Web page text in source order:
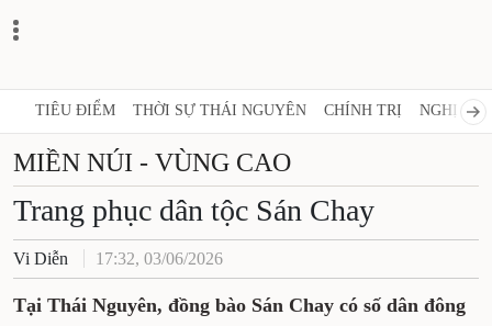
TIÊU ĐIỂM THỜI SỰ THÁI NGUYÊN CHÍNH TRỊ NGHỊ
MIỀN NÚI - VÙNG CAO
Trang phục dân tộc Sán Chay
Vi Diễn 17:32, 03/06/2026
Tại Thái Nguyên, đồng bào Sán Chay có số dân đông